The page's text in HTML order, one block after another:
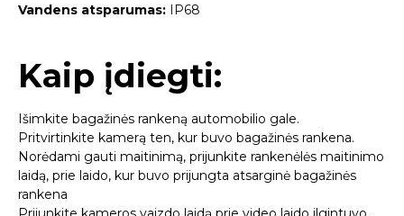
Vandens atsparumas: IP68
Kaip įdiegti:
Išimkite bagažinės rankeną automobilio gale.
Pritvirtinkite kamerą ten, kur buvo bagažinės rankena.
Norėdami gauti maitinimą, prijunkite rankenėlės maitinimo
laidą, prie laido, kur buvo prijungta atsarginė bagažinės
rankena